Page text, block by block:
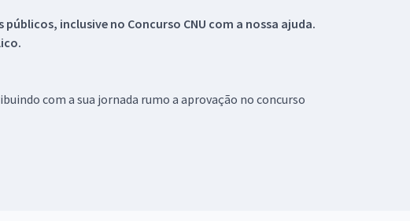
públicos, inclusive no Concurso CNU com a nossa ajuda.
com a sua jornada rumo a aprovação no concurso